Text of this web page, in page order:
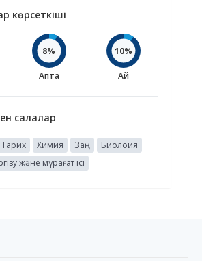
көрсеткіші
8%
Апта
10%
Ай
салалар
Тарих Химия Заң
Биолоия
және мұрағат ісі